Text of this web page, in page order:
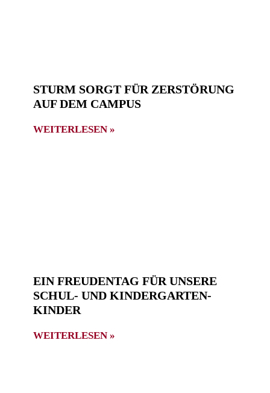
STURM SORGT FÜR ZERSTÖRUNG
AUF DEM CAMPUS
WEITERLESEN »
EIN FREUDENTAG FÜR UNSERE
SCHUL- UND KINDERGARTEN-
KINDER
WEITERLESEN »